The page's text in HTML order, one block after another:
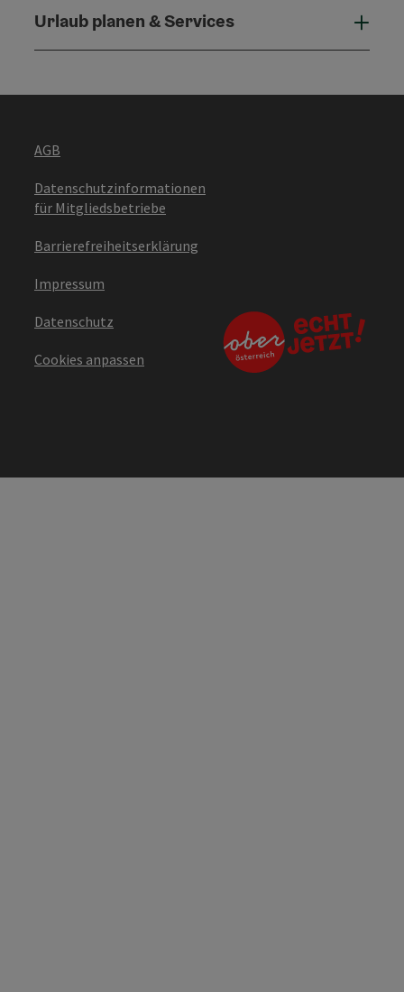
Urlaub planen & Services
AGB
Datenschutzinformationen
für Mitgliedsbetriebe
Barrierefreiheitserklärung
Impressum
Datenschutz
Cookies anpassen